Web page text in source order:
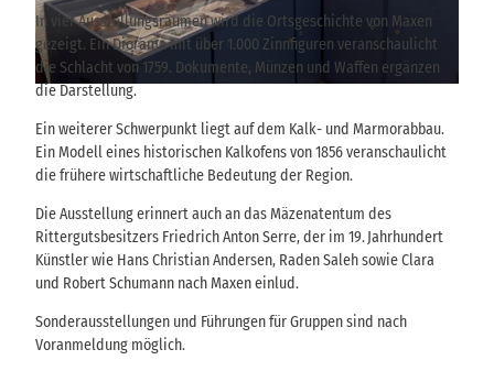
© Heimatmuseum Maxen e.V., Elke Bunk |
In vier Ausstellungsräumen wird die Ortsgeschichte von Maxen
gezeigt. Ein Diorama mit über 1.000 Zinnfiguren veranschaulicht
die Schlacht von 1759. Dokumente, Münzen und Waffen ergänzen
die Darstellung.
Ein weiterer Schwerpunkt liegt auf dem Kalk- und Marmorabbau.
Ein Modell eines historischen Kalkofens von 1856 veranschaulicht
die frühere wirtschaftliche Bedeutung der Region.
Die Ausstellung erinnert auch an das Mäzenatentum des
Rittergutsbesitzers Friedrich Anton Serre, der im 19. Jahrhundert
Künstler wie Hans Christian Andersen, Raden Saleh sowie Clara
und Robert Schumann nach Maxen einlud.
Sonderausstellungen und Führungen für Gruppen sind nach
Voranmeldung möglich.